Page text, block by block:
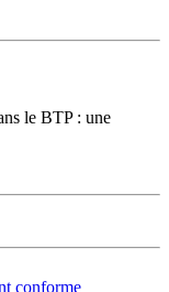
le BTP : une
conforme